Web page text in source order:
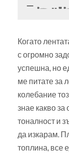
Когато
с огромно
успешна, но
ме питате за
колебание
знае какво за
тоналност и
да изкарам.
топлина, все